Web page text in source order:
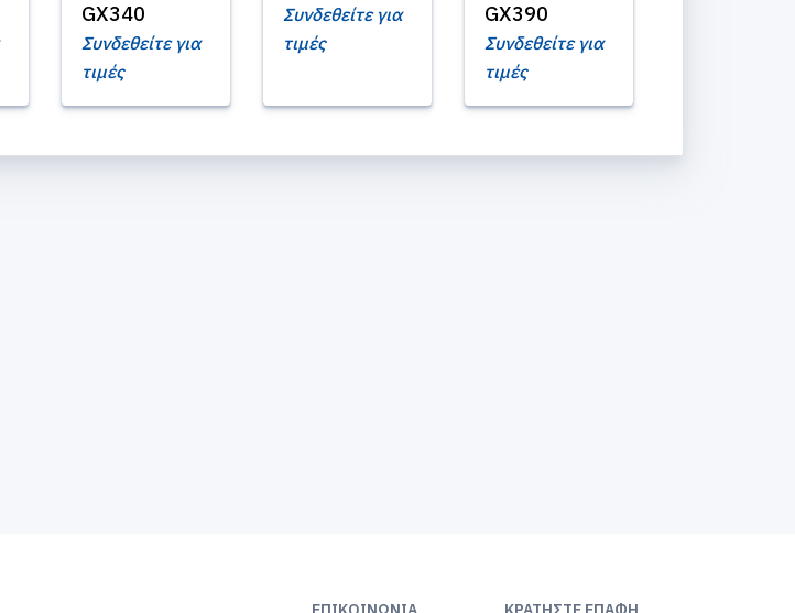
GX340
Συνδεθείτε για
τιμές
Συνδεθείτε για
τιμές
GX390
Συνδεθείτε για
τιμές